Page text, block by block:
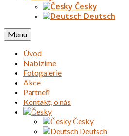
Česky
Deutsch
Menu
Úvod
Nabízíme
Fotogalerie
Akce
Partneři
Kontakt, o nás
Česky
Deutsch